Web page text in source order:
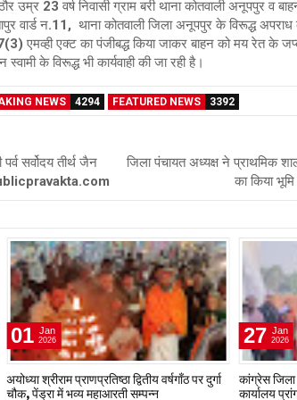
उम्र 23 वर्ष निवासी ग्राम बरी थाना कोतवाली अनूपपुर व
वार्ड न.11, थाना कोतवाली जिला अनूपपुर के विरूद्ध
एक्ट का पंजीबद्ध किया जाकर बाहन को मय रेत के
के विरूद्ध भी कार्यवाही की जा रही है।
NEWS 4294 FEATURED NEWS 3392
सर्वोदय तीर्थ जैन
publicpravakta.com
जिला पंचायत अध्यक्ष ने प्राथमिक
का किया
01 Jan
2026
अयोध्या श्रीराम प्राणप्रतिष्ठा द्वितीय वर्षगाँठ पर दुर्गा
चौक, पेंड्रा में भव्य महाआरती सम्पन्न
27 Jan
2026
कांग्रेस
कार्यालय